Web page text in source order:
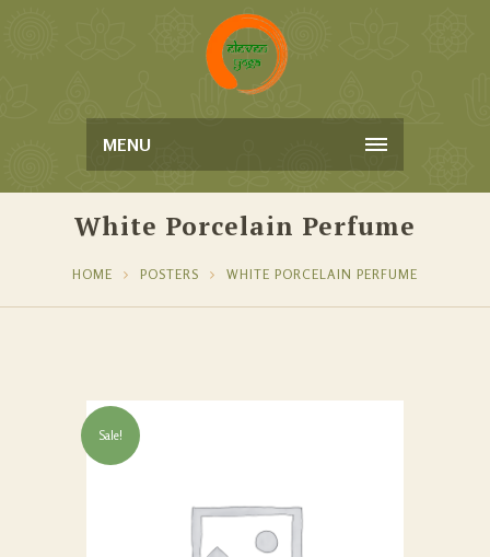
MENU
White Porcelain Perfume
HOME POSTERS WHITE PORCELAIN PERFUME
Sale!